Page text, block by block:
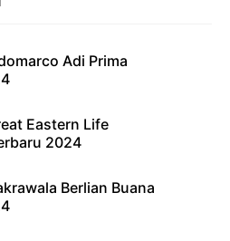
Adi Prima
Eastern Life
2024
Berlian Buana